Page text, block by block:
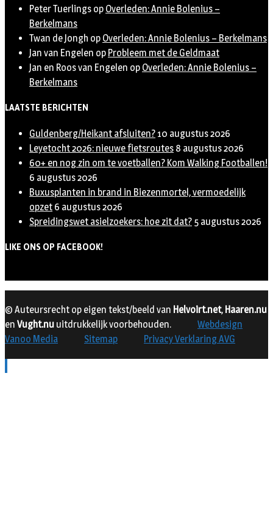
Peter Tuerlings op Overleden: Annie Bolenius –
Berkelmans
Twan de Jongh op Overleden: Annie Bolenius – Berkelmans
Jan van Engelen op Probleem met de Geldmaat
Jan en Roos van Engelen op Overleden: Annie Bolenius –
Berkelmans
LAATSTE BERICHTEN
Guldenberg/Heikant afsluiten?10 augustus 2026
Leyetocht 2026: nieuwe fietsroutes 8 augustus 2026
60+ en nog zin om te voetballen? Kom Walking Footballen!
6 augustus 2026
Buxusplanten in brand in Biezenmortel, vermoedelijk
opzet 6 augustus 2026
Spreidingswet asielzoekers: hoe zit dat? 5 augustus 2026
LIKE ONS OP FACEBOOK!
© Auteursrecht op eigen tekst/beeld van Helvoirt.net, Haaren.nu
en Vught.nu uitdrukkelijk voorbehouden.
Webdesign
Vanoo Media
Sitemap Privacy Verklaring AVG